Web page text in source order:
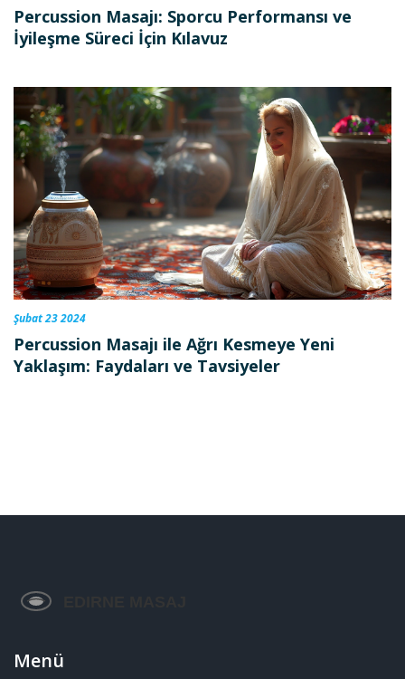
Percussion Masajı: Sporcu Performansı ve
İyileşme Süreci İçin Kılavuz
Şubat 23 2024
Percussion Masajı ile Ağrı Kesmeye Yeni
Yaklaşım: Faydaları ve Tavsiyeler
Menü